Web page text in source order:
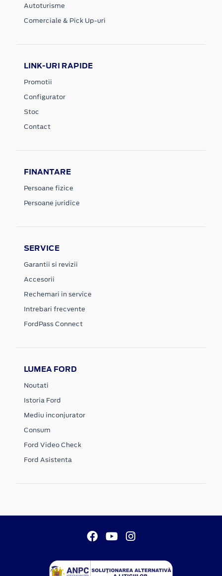
Autoturisme
Comerciale & Pick Up-uri
LINK-URI RAPIDE
Promotii
Configurator
Stoc
Contact
FINANTARE
Persoane fizice
Persoane juridice
SERVICE
Garantii si revizii
Accesorii
Rechemari in service
Intrebari frecvente
FordPass Connect
LUMEA FORD
Noutati
Istoria Ford
Mediu inconjurator
Consum
Ford Video Check
Ford Asistenta